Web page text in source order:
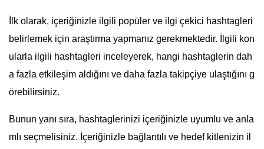
İlk olarak, içeriğinizle ilgili popüler ve ilgi çekici hashtagleri
belirlemek için araştırma yapmanız gerekmektedir. İlgili kon
ularla ilgili hashtagleri inceleyerek, hangi hashtaglerin dah
a fazla etkileşim aldığını ve daha fazla takipçiye ulaştığını g
örebilirsiniz.
Bunun yanı sıra, hashtaglerinizi içeriğinizle uyumlu ve anla
mlı seçmelisiniz. İçeriğinizle bağlantılı ve hedef kitlenizin il